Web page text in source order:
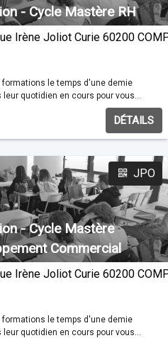
- Cycle Mastère RH
Irène Joliot Curie 60200
le temps d'une demie
DÉTAILS
JPO
- Cycle Mastère
Commercial
Irène Joliot Curie 60200
le temps d'une demie